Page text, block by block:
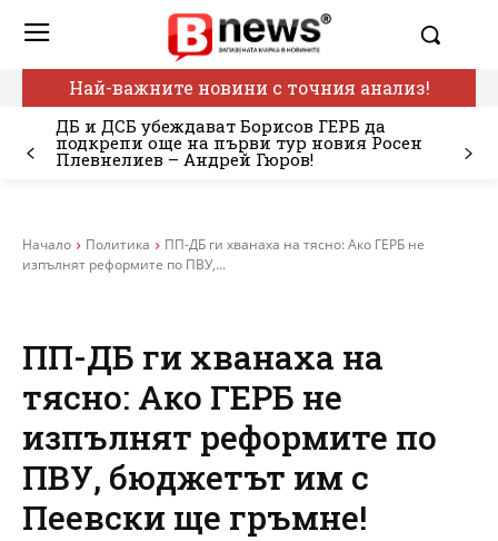
Най-важните новини с точния анализ!
ДБ и ДСБ убеждават Борисов ГЕРБ да
подкрепи още на първи тур новия Росен
Плевнелиев – Андрей Гюров!
Начало Политика
ПП-ДБ ги хванаха на тясно: Ако ГЕРБ не
изпълнят реформите по ПВУ,...
ПП-ДБ ги хванаха на
тясно: Ако ГЕРБ не
изпълнят реформите по
ПВУ, бюджетът им с
Пеевски ще гръмне!